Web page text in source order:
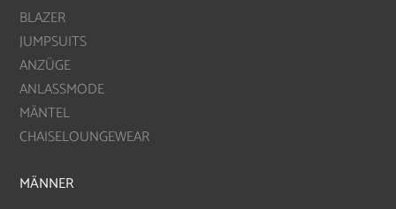
BLAZER
JUMPSUITS
ANZÜGE
ANLASSMODE
MÄNTEL
CHAISELOUNGEWEAR
MÄNNER